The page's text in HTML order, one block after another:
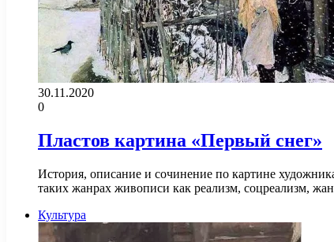
30.11.2020
0
Пластов картина «Первый снег»
История, описание и сочинение по картине
таких жанрах живописи как реализм, соцреализм,
Культура